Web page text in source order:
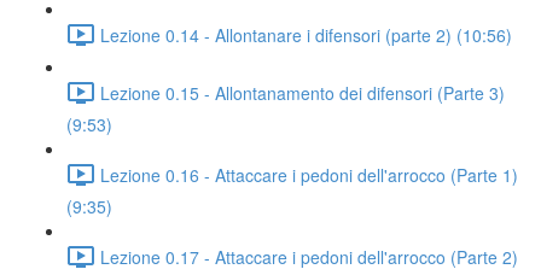
Lezione 0.14 - Allontanare i difensori (parte 2) (10:56)
Lezione 0.15 - Allontanamento dei difensori (Parte 3)
(9:53)
Lezione 0.16 - Attaccare i pedoni dell'arrocco (Parte 1)
(9:35)
Lezione 0.17 - Attaccare i pedoni dell'arrocco (Parte 2)